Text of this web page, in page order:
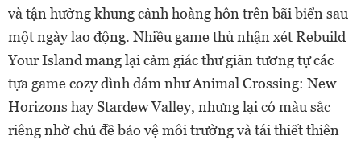
và tận hưởng khung cảnh hoàng hôn trên bãi biển sau
một ngày lao động. Nhiều game thủ nhận xét Rebuild
Your Island mang lại cảm giác thư giãn tương tự các
tựa game cozy đình đám như Animal Crossing: New
Horizons hay Stardew Valley, nhưng lại có màu sắc
riêng nhờ chủ đề bảo vệ môi trường và tái thiết thiên